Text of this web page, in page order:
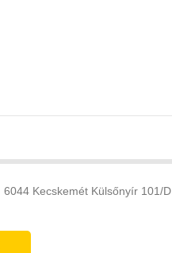
6044 Kecskemét Külsőnyír 101/D